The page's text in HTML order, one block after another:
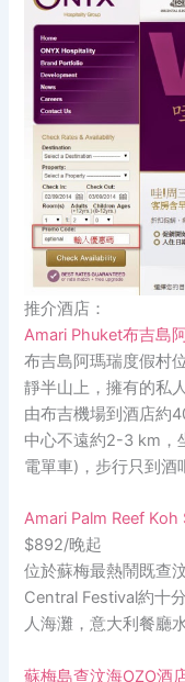
推介酒店：
Amari Phuket布吉島
布吉島阿瑪瑞度假村
靜半山上，擁有的私
由布吉機場到酒店約
中心不遠約2-3 km，
電單車)，步行只到酒
Amari Palm Reef
$892/晚起
位於蘇梅最熱鬧既查
Central Festival約十
人海灘，意大利餐廳
蘇梅島查汶海OZO酒